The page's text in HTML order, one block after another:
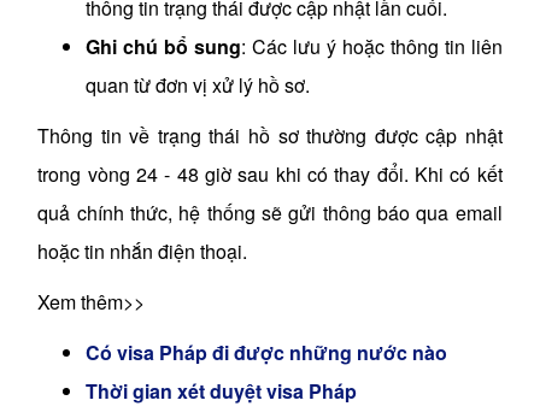
thông tin trạng thái được cập nhật lần cuối.
Ghi chú bổ sung: Các lưu ý hoặc thông tin liên
quan từ đơn vị xử lý hồ sơ.
Thông tin về trạng thái hồ sơ thường được cập nhật
trong vòng 24 - 48 giờ sau khi có thay đổi. Khi có kết
quả chính thức, hệ thống sẽ gửi thông báo qua email
hoặc tin nhắn điện thoại.
Xem thêm>>
Có visa Pháp đi được những nước nào
Thời gian xét duyệt visa Pháp